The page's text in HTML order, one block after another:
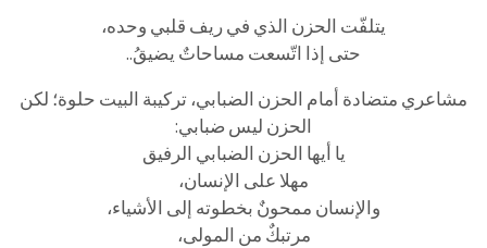
يتلفّت الحزن الذي في ريف قلبي وحده،
حتى إذا اتّسعت مساحاتٌ يضيقُ..
مشاعري متضادة أمام الحزن الضبابي، تركيبة البيت حلوة؛ لكن
الحزن ليس ضبابي:
يا أيها الحزن الضبابي الرفيق
مهلا على الإنسان،
والإنسان ممحونٌ بخطوته إلى الأشياء،
مرتبكٌ من المولى،